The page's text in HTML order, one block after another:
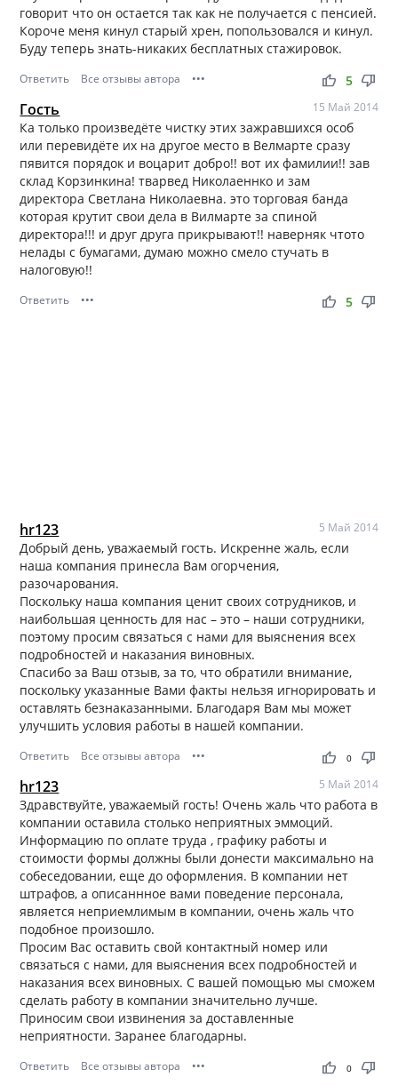
говорит что он остается так как не получается с пенсией.
Короче меня кинул старый хрен, попользовался и кинул.
Буду теперь знать-никаких бесплатных стажировок.
Ответить Все отзывы автора ••• thumb_up thumb_down
5
Гость 15 Май 2014
Ка только произведёте чистку этих зажравшихся особ
или перевидёте их на другое место в Велмарте сразу
пявится порядок и воцарит добро!! вот их фамилии!! зав
склад Корзинкина! тварвед Николаеннко и зам
директора Светлана Николаевна. это торговая банда
которая крутит свои дела в Вилмарте за спиной
директора!!! и друг друга прикрывают!! наверняк чтото
нелады с бумагами, думаю можно смело стучать в
налоговую!!
Ответить ••• thumb_up thumb_down
5
hr123 5 Май 2014
Добрый день, уважаемый гость. Искренне жаль, если
наша компания принесла Вам огорчения,
разочарования.
Поскольку наша компания ценит своих сотрудников, и
наибольшая ценность для нас – это – наши сотрудники,
поэтому просим связаться с нами для выяснения всех
подробностей и наказания виновных.
Спасибо за Ваш отзыв, за то, что обратили внимание,
поскольку указанные Вами факты нельзя игнорировать и
оставлять безнаказанными. Благодаря Вам мы может
улучшить условия работы в нашей компании.
Ответить Все отзывы автора ••• thumb_up thumb_down
0
hr123 5 Май 2014
Здравствуйте, уважаемый гость! Очень жаль что работа в
компании оставила столько неприятных эммоций.
Информацию по оплате труда , графику работы и
стоимости формы должны были донести максимально на
собеседовании, еще до оформления. В компании нет
штрафов, а описаннное вами поведение персонала,
является неприемлимым в компании, очень жаль что
подобное произошло.
Просим Вас оставить свой контактный номер или
связаться с нами, для выяснения всех подробностей и
наказания всех виновных. С вашей помощью мы сможем
сделать работу в компании значительно лучше.
Приносим свои извинения за доставленные
неприятности. Заранее благодарны.
Ответить Все отзывы автора ••• thumb_up thumb_down
0